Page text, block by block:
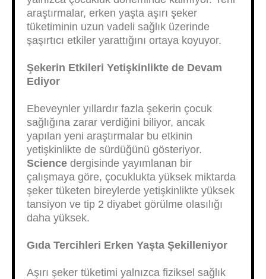
araştırmalar, erken yaşta aşırı şeker
tüketiminin uzun vadeli sağlık üzerinde
şaşırtıcı etkiler yarattığını ortaya koyuyor.
Şekerin Etkileri Yetişkinlikte de Devam
Ediyor
Ebeveynler yıllardır fazla şekerin çocuk
sağlığına zarar verdiğini biliyor, ancak
yapılan yeni araştırmalar bu etkinin
yetişkinlikte de sürdüğünü gösteriyor.
Science dergisinde yayımlanan bir
çalışmaya göre, çocuklukta yüksek miktarda
şeker tüketen bireylerde yetişkinlikte yüksek
tansiyon ve tip 2 diyabet görülme olasılığı
daha yüksek.
Gıda Tercihleri Erken Yaşta Şekilleniyor
Aşırı şeker tüketimi yalnızca fiziksel sağlık